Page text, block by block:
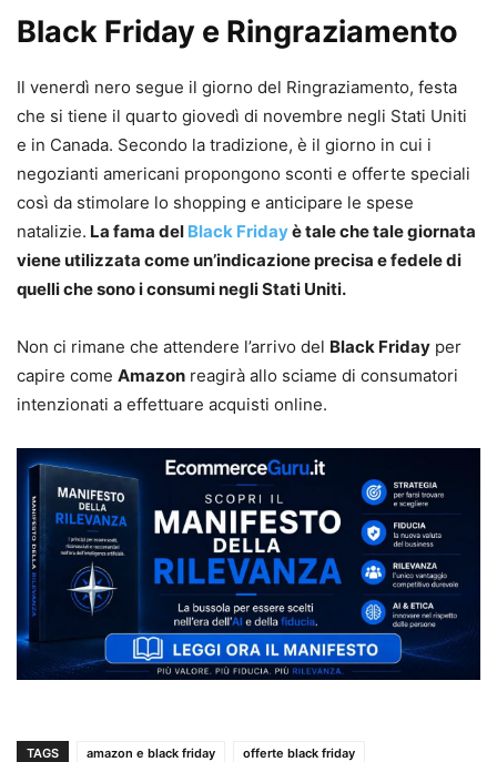
Black Friday e Ringraziamento
Il venerdì nero segue il giorno del Ringraziamento, festa
che si tiene il quarto giovedì di novembre negli Stati Uniti
e in Canada. Secondo la tradizione, è il giorno in cui i
negozianti americani propongono sconti e offerte speciali
così da stimolare lo shopping e anticipare le spese
natalizie. La fama del Black Fridayè tale che tale giornata
viene utilizzata come un’indicazione precisa e fedele di
quelli che sono i consumi negli Stati Uniti.
Non ci rimane che attendere l’arrivo del Black Friday per
capire come Amazon reagirà allo sciame di consumatori
intenzionati a effettuare acquisti online.
TAGS amazon e black friday
offerte black friday